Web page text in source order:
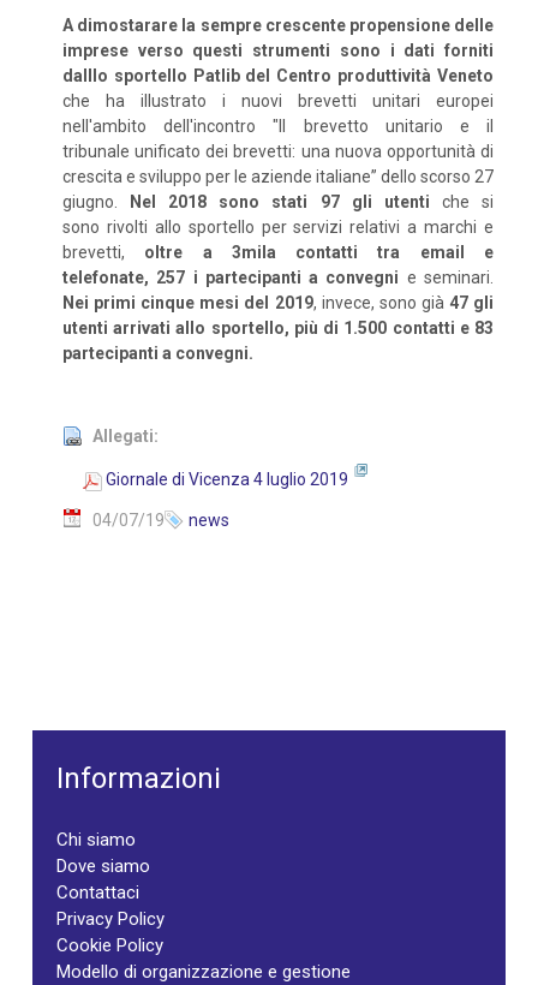
A dimostarare la sempre crescente propensione delle
imprese verso questi strumenti sono i dati forniti
dalllo sportello Patlib del Centro produttività Veneto
che ha illustrato i nuovi brevetti unitari europei
nell'ambito dell'incontro "Il brevetto unitario e il
tribunale unificato dei brevetti: una nuova opportunità di
crescita e sviluppo per le aziende italiane” dello scorso 27
giugno.
Nel 2018 sono stati 97 gli utenti che si
sono rivolti allo sportello per servizi relativi a marchi e
brevetti, oltre a 3mila contatti tra email e
telefonate, 257 i partecipanti a convegni e seminari.
Nei primi cinque mesi del 2019, invece, sono già 47 gli
utenti arrivati allo sportello, più di 1.500 contatti e 83
partecipanti a convegni.
Allegati:
Giornale di Vicenza 4 luglio 2019
04/07/19 news
Informazioni
Chi siamo
Dove siamo
Contattaci
Privacy Policy
Cookie Policy
Modello di organizzazione e gestione